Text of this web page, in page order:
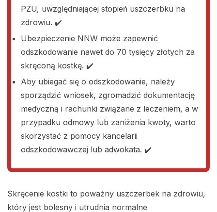
PZU, uwzględniającej stopień uszczerbku na
zdrowiu. ✔️
Ubezpieczenie NNW może zapewnić
odszkodowanie nawet do 70 tysięcy złotych za
skręconą kostkę. ✔️
Aby ubiegać się o odszkodowanie, należy
sporządzić wniosek, zgromadzić dokumentację
medyczną i rachunki związane z leczeniem, a w
przypadku odmowy lub zaniżenia kwoty, warto
skorzystać z pomocy kancelarii
odszkodowawczej lub adwokata. ✔️
Skręcenie kostki to poważny uszczerbek na zdrowiu,
który jest bolesny i utrudnia normalne